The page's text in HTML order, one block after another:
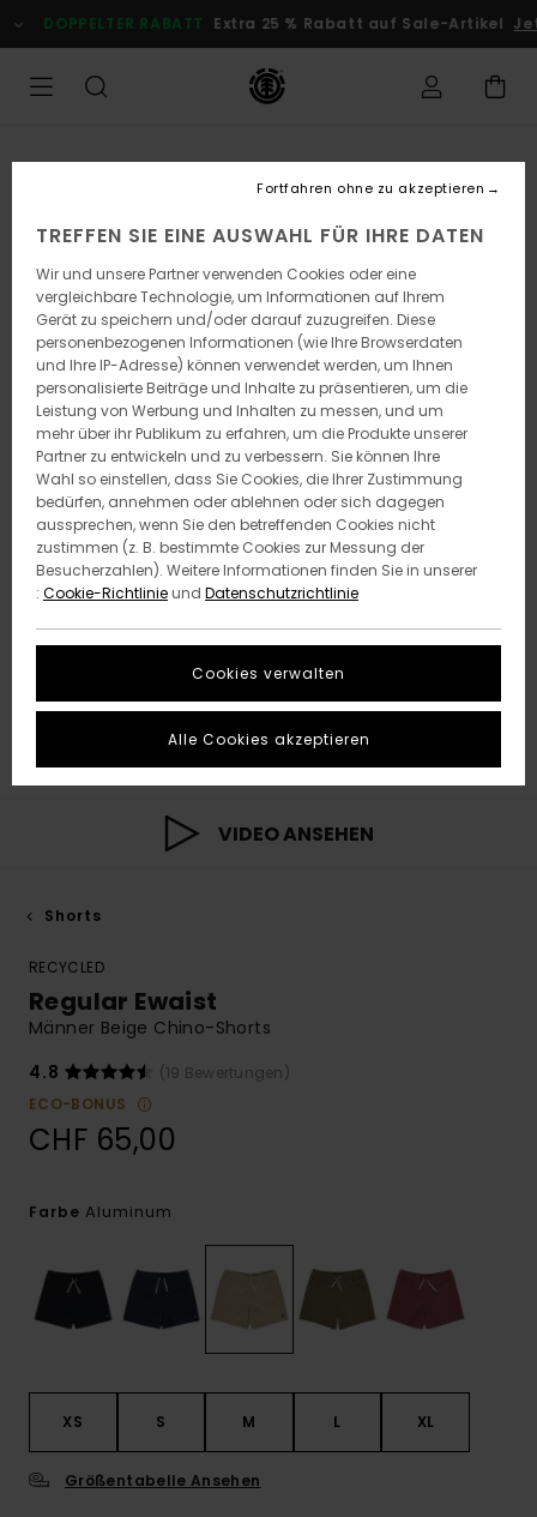
zur
Produktinformation
DOPPELTER RABATT Extra 25 % Rabatt auf Sale-Artikel
VIDEO ANSEHEN
Shorts
RECYCLED
Regular Ewaist
Männer Beige Chino-Shorts
4.8
(19 Bewertungen)
ECO-BONUS
CHF 65,00
Farbe Aluminum
XS S M L XL
Größentabelle Ansehen
TREFFEN SIE EINE AUSWAHL FÜR IHRE DATEN
Wir und unsere Partner verwenden Cookies oder eine
vergleichbare Technologie, um Informationen auf Ihrem
Gerät zu speichern und/oder darauf zuzugreifen. Diese
personenbezogenen Informationen (wie Ihre Browserdaten
und Ihre IP-Adresse) können verwendet werden, um Ihnen
personalisierte Beiträge und Inhalte zu präsentieren, um die
Leistung von Werbung und Inhalten zu messen, und um
mehr über ihr Publikum zu erfahren, um die Produkte unserer
Partner zu entwickeln und zu verbessern. Sie können Ihre
Wahl so einstellen, dass Sie Cookies, die Ihrer Zustimmung
bedürfen, annehmen oder ablehnen oder sich dagegen
aussprechen, wenn Sie den betreffenden Cookies nicht
zustimmen (z. B. bestimmte Cookies zur Messung der
Besucherzahlen). Weitere Informationen finden Sie in unserer
: Cookie-Richtlinieund Datenschutzrichtlinie
Cookies verwalten
Fortfahren ohne zu akzeptieren
Alle Cookies akzeptieren